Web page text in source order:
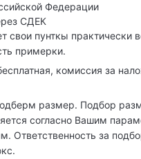
Федерации
СДЕК
свои пунткы практически
примерки.
комиссия за
размер. Подбор
согласно Вашим
Ответственность за